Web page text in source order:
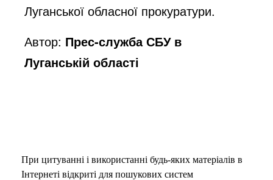
Луганської обласної прокуратури.
Автор: Прес-служба СБУ в
Луганській області
При цитуванні і використанні будь-яких матеріалів в
Інтернеті відкриті для пошукових систем